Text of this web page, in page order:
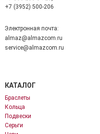
+7 (3952) 500-206
Электронная почта:
almaz@almazcom.ru
service@almazcom.ru
КАТАЛОГ
Браслеты
Кольца
Подвески
Серьги